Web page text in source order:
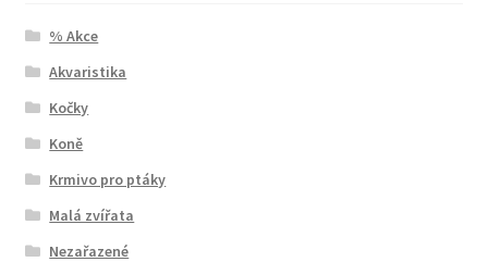
% Akce
Akvaristika
Kočky
Koně
Krmivo pro ptáky
Malá zvířata
Nezařazené